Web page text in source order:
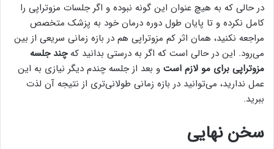
در حالی که به هیچ عنوان این گونه نبوده و اگر جلسات مزوتراپی را
کامل نکرده و تا پایان طول دوره درمان خود به پزشک متخصص
مراجعه نکنید، همان اثر کم مزوتراپی هم در بازه زمانی سریعی از بین
می‌رود. این در حالی است که اگر به درستی بدانید کهچند جلسه
مزوتراپی برای مو لازم است و بعد از جلسه چندم دیگر نیازی به این
عمل ندارید، می‌توانید در بازه زمانی طولانی‌تری از نتیجه آن لذت
ببرید.
سخن نهایی